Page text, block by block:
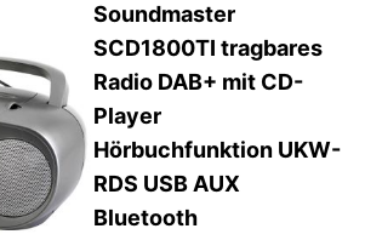
Soundmaster
SCD1800TI tragbares
Radio DAB+ mit CD-
Player
Hörbuchfunktion UKW-
RDS USB AUX
Bluetooth